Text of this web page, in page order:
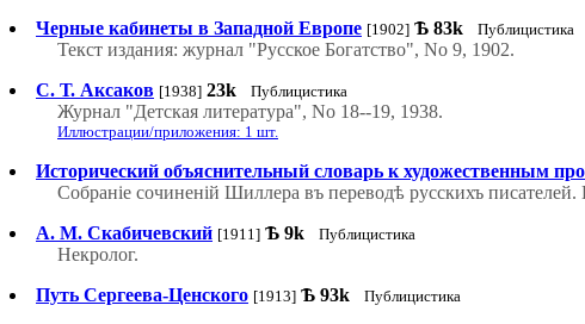
Черные кабинеты в Западной Европе [1902] Ѣ 83k Публицистика
Текст издания: журнал "Русское Богатство", No 9, 1902.
С. Т. Аксаков [1938] 23k Публицистика
Журнал "Детская литература", No 18--19, 1938.
Иллюстрации/приложения: 1 шт.
Исторический объяснительный словарь к художественным
Собраніе сочиненій Шиллера въ переводѣ русскихъ
А. М. Скабичевский [1911] Ѣ 9k Публицистика
Некролог.
Путь Сергеева-Ценского [1913] Ѣ 93k Публицистика